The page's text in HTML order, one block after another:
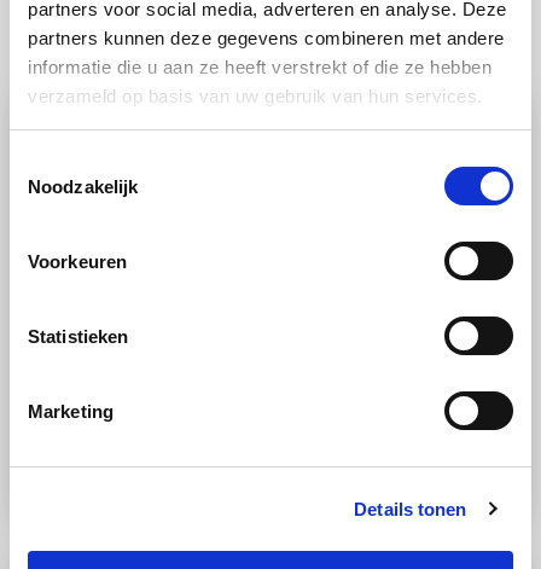
partners voor social media, adverteren en analyse. Deze
partners kunnen deze gegevens combineren met andere
informatie die u aan ze heeft verstrekt of die ze hebben
verzameld op basis van uw gebruik van hun services.
Noodzakelijk
Voorkeuren
Statistieken
Marketing
Details tonen
Ook lekker
RECEPT
Cocktail garnalen, watermeloen en
feta